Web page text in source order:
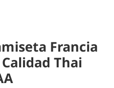
Francia
Thai